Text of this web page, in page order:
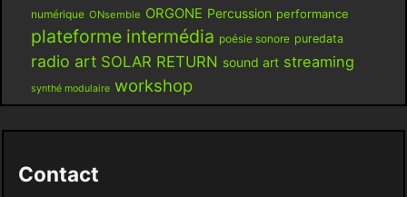
numérique ONsemble ORGONE Percussion performance
plateforme intermédia poésie sonore puredata
radio art SOLAR RETURN sound art streaming
synthé modulaire workshop
Contact